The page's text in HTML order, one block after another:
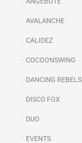
AVALANCHE
CALIDEZ
COCOONSWING
DANCING REBELS
DISCO FOX
DUO
EVENTS